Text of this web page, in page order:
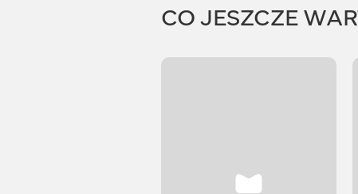
CO JESZCZE